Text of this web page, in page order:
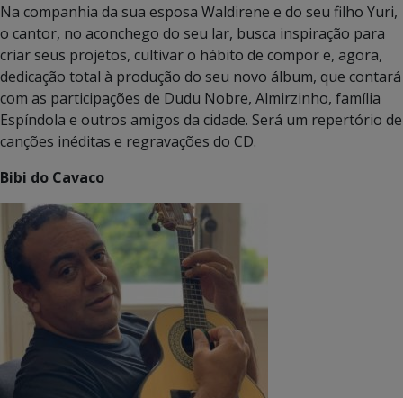
Na companhia da sua esposa Waldirene e do seu filho Yuri,
o cantor, no aconchego do seu lar, busca inspiração para
criar seus projetos, cultivar o hábito de compor e, agora,
dedicação total à produção do seu novo álbum, que contará
com as participações de Dudu Nobre, Almirzinho, família
Espíndola e outros amigos da cidade. Será um repertório de
canções inéditas e regravações do CD.
Bibi do Cavaco